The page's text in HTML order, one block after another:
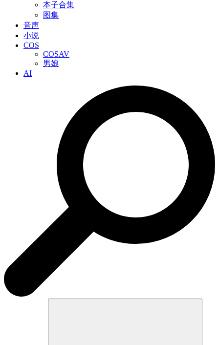
本子合集
图集
音声
小说
COS
COSAV
男娘
AI